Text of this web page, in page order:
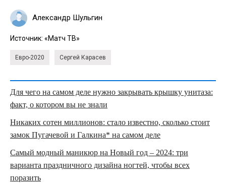
Александр Шульгин
Источник: «Матч ТВ»
Евро-2020 Сергей Карасев
Для чего на самом деле нужно закрывать крышку унитаза:
факт, о котором вы не знали
Никаких сотен миллионов: стало известно, сколько стоит
замок Пугачевой и Галкина* на самом деле
Самый модный маникюр на Новый год – 2024: три
варианта праздничного дизайна ногтей, чтобы всех
поразить